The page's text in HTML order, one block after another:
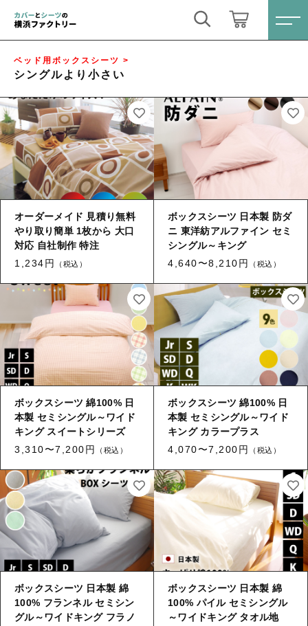
ベッド用ボックスシーツ >
シングルより小さい
オーダーメイド 見積り無料
やり取り簡単 1枚から 大口
対応 自社制作 特注
1,234円
（税込）
ボックスシーツ 日本製 防ダ
ニ 東洋紡アルファイン セミ
シングル～キング
4,640〜8,210円
（税込）
ボックスシーツ 綿100% 日
本製 セミシングル～ワイド
キング スイートシリーズ
3,310〜7,200円
（税込）
ボックスシーツ 綿100% 日
本製 セミシングル～ワイド
キング カラープラス
4,070〜7,200円
（税込）
ボックスシーツ 日本製 綿
100% フランネル セミシン
グル～ワイドキング フラノ
ボックスシーツ 日本製 綿
100% パイル セミシングル
～ワイドキング タオル地
ログイン / 会員登録
お気に入り
すべての商品
掛け布団カバー
敷布団カバー
ベッド用ボックスシーツ
敷布団用シーツ
枕カバー
毛布カバー
掛け布団
敷布団
枕・クッション
敷パッド・ベッドパッド
毛布・ケット・ひざ掛け
防災頭巾・防災頭巾カバー・ランチョンマット
防ダニ素材
肌触りがソフトな素材
暑がりの方向け
すべて
オーダーメイド
掛け布団カバー
敷布団カバー
ベッド用ボックスシーツ
敷布団用シーツ
枕カバー
毛布カバー
掛け布団
敷布団
枕・クッション
敷パッド・ベッドパッド
毛布・ケット・ひざ掛け
防災頭巾・防災頭巾カバー・ランチョンマット
キーワード検索
こだわり検索
親カテゴリ
子カテゴリ
～
その他
セール
並び順